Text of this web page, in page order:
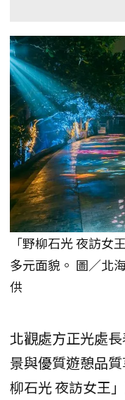
「野柳石光 夜訪女
多元面貌。 圖／北
供
北觀處方正光處
景與優質遊憩品
柳石光 夜訪女王